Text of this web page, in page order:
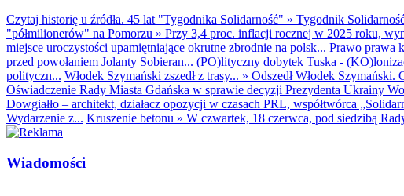
Czytaj historię u źródła. 45 lat "Tygodnika Solidarność" » Tygodnik
"półmilionerów" na Pomorzu » Przy 3,4 proc. inflacji rocznej w 2025 roku,
miejsce uroczystości upamiętniające okrutne zbrodnie na polsk... Prawo prawa
przed powołaniem Jolanty Sobieran... (PO)lityczny dobytek Tuska -
polityczn... Włodek Szymański zszedł z trasy... » Odszedł Włodek Szymański.
Oświadczenie Rady Miasta Gdańska w sprawie decyzji Prezydenta Ukrainy
Dowgiałło – architekt, działacz opozycji w czasach PRL, współtwórca
Wydarzenie z... Kruszenie betonu » W czwartek, 18 czerwca, pod siedzibą
Wiadomości